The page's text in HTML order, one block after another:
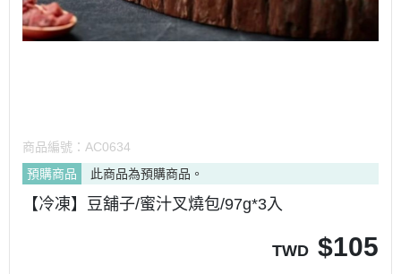
商品編號： AC0634
預購商品
此商品為預購商品。
【冷凍】豆舖子/蜜汁叉燒包/97g*3入
TWD $105